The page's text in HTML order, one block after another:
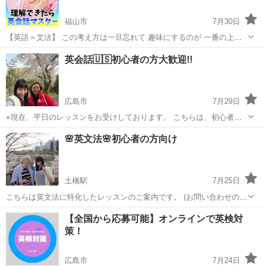
福山市
7月30日
【英語＝文法】 この考え方は一旦忘れて 趣味にするのが 一番の上達
の近道だと思います❣️ 楽しいと感じる為の工夫が 長続き出来るポイン
トなんです😊 まず 大切な事は ストレスを感じずに ...
広島 福山市 英会話 レッスン
英会話🇺🇸初心者の方大歓迎!!
広島市
7月29日
⭐︎現在、平日のレッスンをお受けしております。 こちらは、初心者の
方に向けた英会話のレッスンのご案内です😌 アメリカ標準英語を話し
ます。リスニングはアメリカ英語、オーストラリア英語の両方が可能
です。発音矯正にもおすすめで...
広島 広島市 英会話
🌸英文法🌸初心者の方向け
土橋駅
7月25日
こちらは英文法に特化したレッスンのご案内です。 (お問い合わせの際
は、名字だけでもお知らせくださいます様宜しくお願い致します。申
し訳ないですが何も書かれていない場合、投稿内容を読んでいないと
広島 広島市 土橋駅 英語/基礎英語 英文法
【全国から応募可能】オンラインで英検対
策！
広島市
7月24日